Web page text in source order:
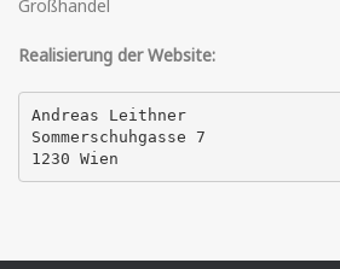
Großhandel
Realisierung der Website:
Andreas Leithner
Sommerschuhgasse 7
1230 Wien